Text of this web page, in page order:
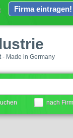
Firma eintragen!
- Made in Germany
nach